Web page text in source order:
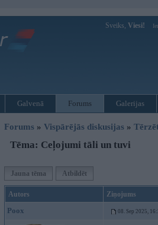
Sveiks, Viesi!
Galvenā Forums Galerijas
Forums » Vispārējās diskusijas »
Tēma: Ceļojumi tāli un tuvi
Jauna tēma Atbildēt
Autors Ziņojums
Poox 08. Sep 2025,